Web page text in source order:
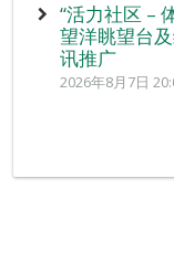
“活力社区 –
望洋眺望台
讯推广
2026年8月7日